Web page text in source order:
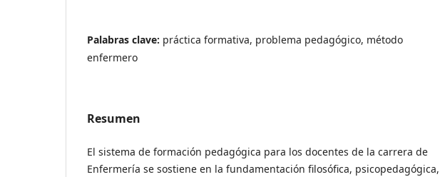
Palabras clave: práctica formativa, problema pedagógico, método
enfermero
Resumen
El sistema de formación pedagógica para los docentes de la carrera de
Enfermería se sostiene en la fundamentación filosófica, psicopedagógica,